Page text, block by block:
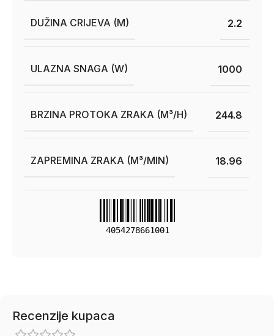
DUŽINA CRIJEVA (M) 2.2
ULAZNA SNAGA (W) 1000
BRZINA PROTOKA ZRAKA (M³/H) 244.8
ZAPREMINA ZRAKA (M³/MIN) 18.96
4054278661001
Recenzije kupaca